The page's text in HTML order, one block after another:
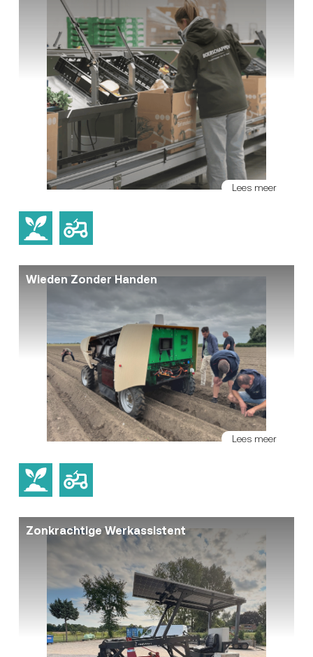
Lees meer
Wieden Zonder Handen
Lees meer
Zonkrachtige Werkassistent